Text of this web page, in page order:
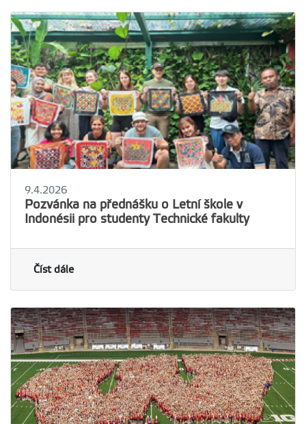
9.4.2026
Pozvánka na přednášku o Letní škole v
Indonésii pro studenty Technické fakulty
Číst dále